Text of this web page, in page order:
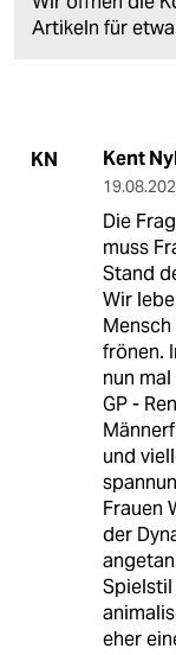
Artikeln für
KN Kent
Die
muss
Stand
Wir
frönen.
nun
GP -
und
Frauen
der
Spielstil
eher